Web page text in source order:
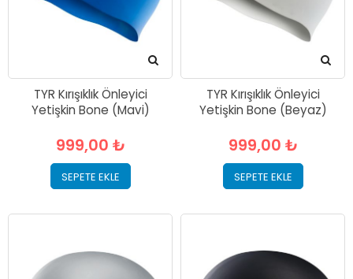
TYR Kırışıklık Önleyici
Yetişkin Bone (Mavi)
999,00 ₺
SEPETE EKLE
TYR Kırışıklık Önleyici
Yetişkin Bone (Beyaz)
999,00 ₺
SEPETE EKLE